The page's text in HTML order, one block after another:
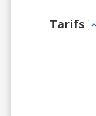
Tarifs